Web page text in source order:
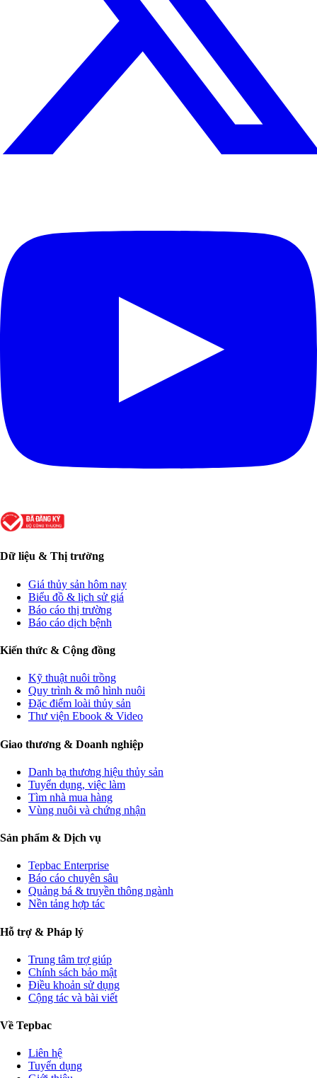
Dữ liệu & Thị trường
Giá thủy sản hôm nay
Biểu đồ & lịch sử giá
Báo cáo thị trường
Báo cáo dịch bệnh
Kiến thức & Cộng đồng
Kỹ thuật nuôi trồng
Quy trình & mô hình nuôi
Đặc điểm loài thủy sản
Thư viện Ebook & Video
Giao thương & Doanh nghiệp
Danh bạ thương hiệu thủy sản
Tuyển dụng, việc làm
Tìm nhà mua hàng
Vùng nuôi và chứng nhận
Sản phẩm & Dịch vụ
Tepbac Enterprise
Báo cáo chuyên sâu
Quảng bá & truyền thông ngành
Nền tảng hợp tác
Hỗ trợ & Pháp lý
Trung tâm trợ giúp
Chính sách bảo mật
Điều khoản sử dụng
Cộng tác và bài viết
Về Tepbac
Liên hệ
Tuyển dụng